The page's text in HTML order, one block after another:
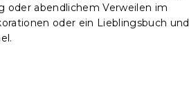
abendlichem Verweilen im
oder ein Lieblingsbuch und